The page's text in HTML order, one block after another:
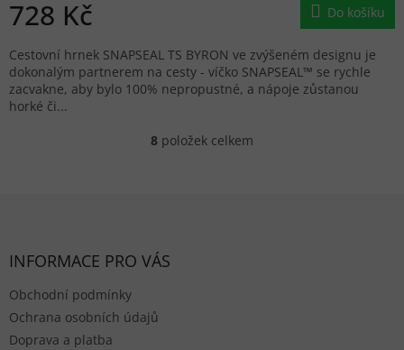
728 Kč Do košíku
Cestovní hrnek SNAPSEAL TS BYRON ve zvýšeném designu je
dokonalým partnerem na cesty - víčko SNAPSEAL™ se rychle
zacvakne, aby bylo 100% nepropustné, a nápoje zůstanou
horké či...
Ovládací prvky výpisu
8 položek celkem
INFORMACE PRO VÁS
Obchodní podmínky
Ochrana osobních údajů
Doprava a platba